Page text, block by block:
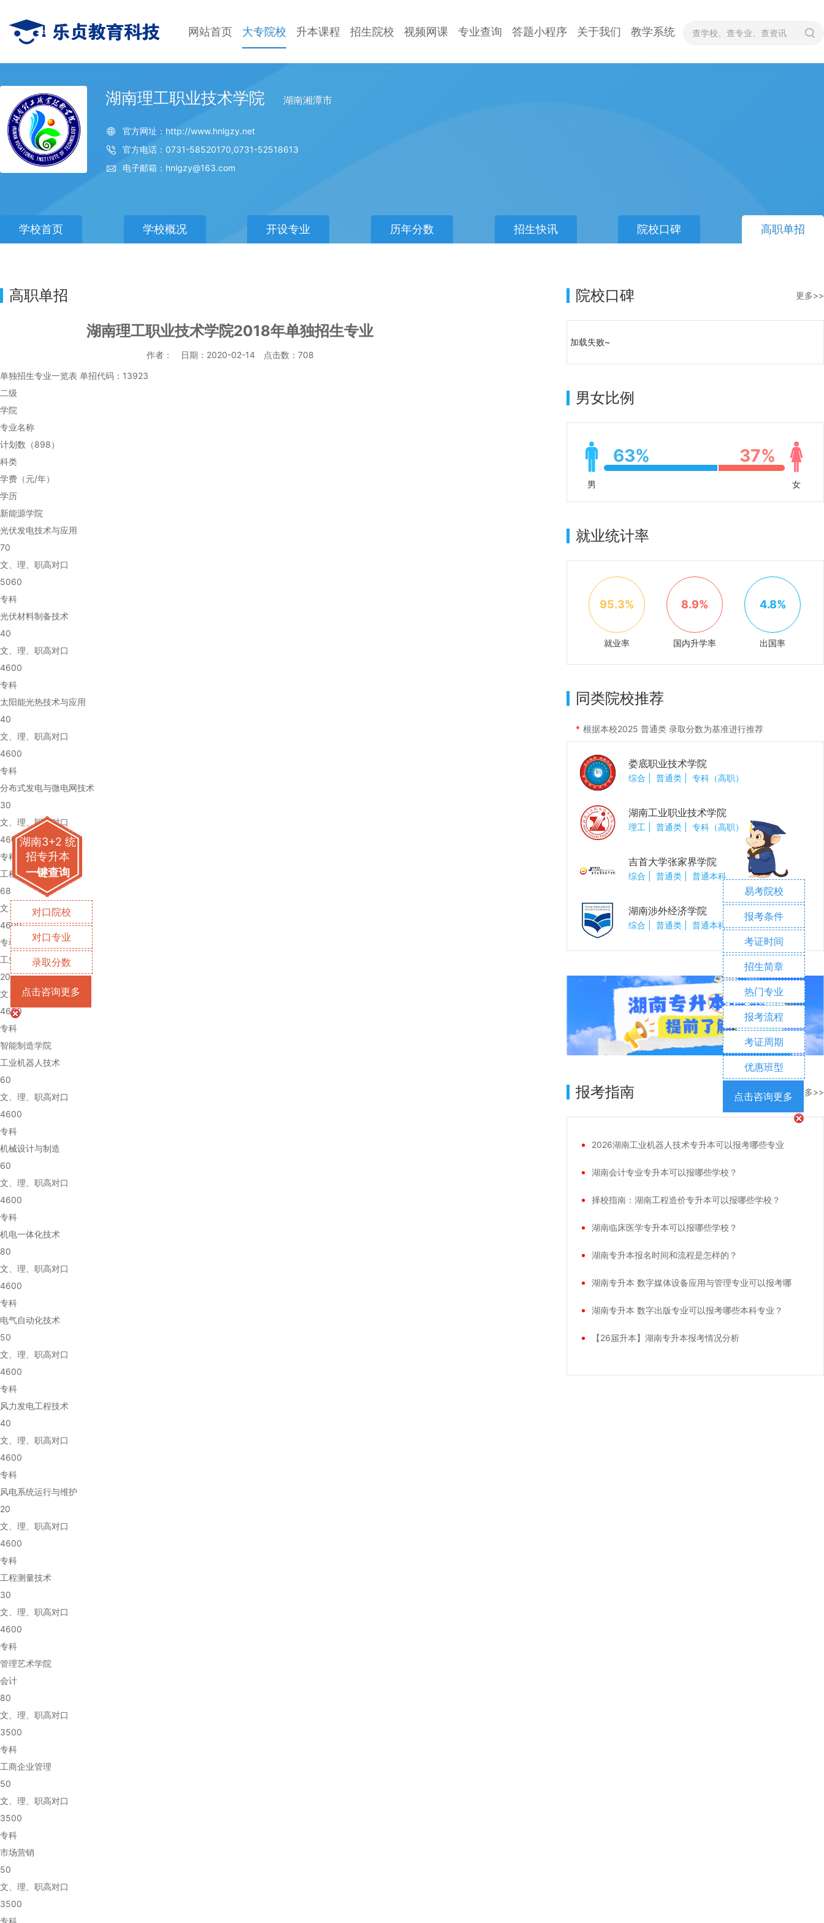
网站首页 大专院校 升本课程 招生院校 视频网课 专业查询 答题小程序 关于我们 教学系统
湖南理工职业技术学院 湖南湘潭市
官方网址：http://www.hnlgzy.net
官方电话：0731-58520170,0731-52518613
电子邮箱：hnlgzy@163.com
学校首页 学校概况 开设专业 历年分数 招生快讯 院校口碑 高职单招
高职单招
湖南理工职业技术学院2018年单独招生专业
作者： 日期：2020-02-14 点击数： 708
单独招生专业一览表 单招代码：13923
二级
学院
专业名称
计划数（898）
科类
学费（元/年）
学历
新能源学院
光伏发电技术与应用
70
文、理、职高对口
5060
专科
光伏材料制备技术
40
文、理、职高对口
4600
专科
太阳能光热技术与应用
40
文、理、职高对口
4600
专科
分布式发电与微电网技术
30
文、理、职高对口
4600
专科
工程造价
68
文、理、职高对口
4600
专科
工业节能技术
20
文、理、职高对口
4600
专科
智能制造学院
工业机器人技术
60
文、理、职高对口
4600
专科
机械设计与制造
60
文、理、职高对口
4600
专科
机电一体化技术
80
文、理、职高对口
4600
专科
电气自动化技术
50
文、理、职高对口
4600
专科
风力发电工程技术
40
文、理、职高对口
4600
专科
风电系统运行与维护
20
文、理、职高对口
4600
专科
工程测量技术
30
文、理、职高对口
4600
专科
管理艺术学院
会计
80
文、理、职高对口
3500
专科
工商企业管理
50
文、理、职高对口
3500
专科
市场营销
50
文、理、职高对口
3500
专科
院校口碑 更多>>
加载失败~
男女比例
男
63% 37%
女
就业统计率
95.3%
就业率
8.9%
国内升学率
4.8%
出国率
同类院校推荐
根据本校2025 普通类 录取分数为基准进行推荐
娄底职业技术学院
综合 普通类 专科（高职）
湖南工业职业技术学院
理工 普通类 专科（高职）
吉首大学张家界学院
综合 普通类 普通本科
湖南涉外经济学院
综合 普通类 普通本科
报考指南 更多>>
2026湖南工业机器人技术专升本可以报考哪些专业
湖南会计专业专升本可以报哪些学校？
择校指南：湖南工程造价专升本可以报哪些学校？
湖南临床医学专升本可以报哪些学校？
湖南专升本报名时间和流程是怎样的？
湖南专升本 数字媒体设备应用与管理专业可以报考哪
湖南专升本 数字出版专业可以报考哪些本科专业？
【26届升本】湖南专升本报考情况分析
湖南3+2 统
招专升本
一键查询
对口院校
对口专业
录取分数
点击咨询更多
易考院校
报考条件
考证时间
招生简章
热门专业
报考流程
考证周期
优惠班型
点击咨询更多